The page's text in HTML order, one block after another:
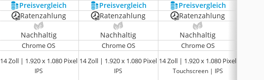
Preis­vergleich Preis­vergleich Preis­vergleich
Ratenzahlung Ratenzahlung Ratenzahlung
Nachhaltig Nachhaltig Nachhaltig
Chrome OS Chrome OS Chrome OS
14 Zoll | 1.920 x 1.080 Pixel
IPS
14 Zoll | 1.920 x 1.080 Pixel
IPS
14 Zoll | 1.920 x 1.080 Pixel
Touchscreen | IPS